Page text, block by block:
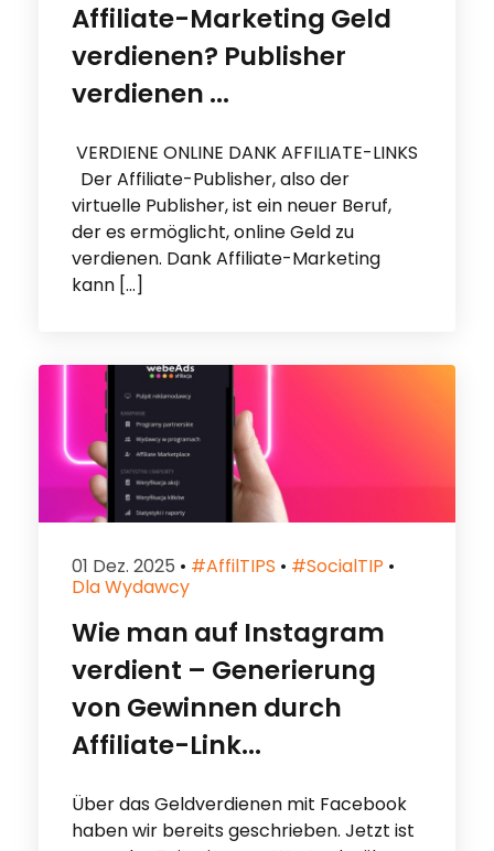
Affiliate-Marketing Geld
verdienen? Publisher
verdienen ...
VERDIENE ONLINE DANK AFFILIATE-LINKS
Der Affiliate-Publisher, also der
virtuelle Publisher, ist ein neuer Beruf,
der es ermöglicht, online Geld zu
verdienen. Dank Affiliate-Marketing
kann […]
01 Dez. 2025 • #affilTIPS • #socialTIP •
Dla Wydawcy
Wie man auf Instagram
verdient – Generierung
von Gewinnen durch
Affiliate-Link...
Über das Geldverdienen mit Facebook
haben wir bereits geschrieben. Jetzt ist